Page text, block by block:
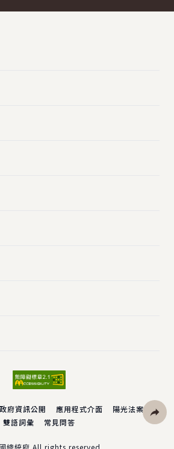
政府資訊公開 應用程式介面
陽光法案
雙語詞彙
常見問答
總統府 All rights reserved.